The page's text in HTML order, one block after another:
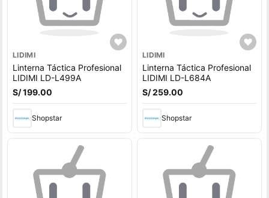
LIDIMI
Linterna Táctica Profesional
LIDIMI LD-L499A
S/ 199.00
Shopstar
LIDIMI
Linterna Táctica Profesional
LIDIMI LD-L684A
S/ 259.00
Shopstar